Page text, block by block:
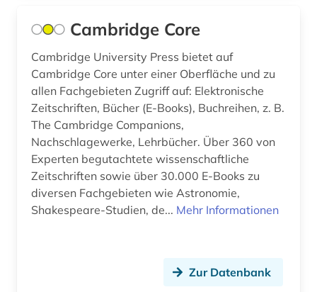
Cambridge Core
Cambridge University Press bietet auf
Cambridge Core unter einer Oberfläche und zu
allen Fachgebieten Zugriff auf: Elektronische
Zeitschriften, Bücher (E-Books), Buchreihen, z. B.
The Cambridge Companions,
Nachschlagewerke, Lehrbücher. Über 360 von
Experten begutachtete wissenschaftliche
Zeitschriften sowie über 30.000 E-Books zu
diversen Fachgebieten wie Astronomie,
Shakespeare-Studien, de... Mehr Informationen
Zur Datenbank